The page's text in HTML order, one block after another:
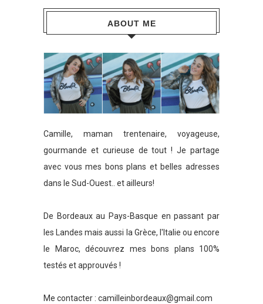
ABOUT ME
Camille, maman trentenaire, voyageuse,
gourmande et curieuse de tout ! Je partage
avec vous mes bons plans et belles adresses
dans le Sud-Ouest.. et ailleurs!
De Bordeaux au Pays-Basque en passant par
les Landes mais aussi la Grèce, l'Italie ou encore
le Maroc, découvrez mes bons plans 100%
testés et approuvés !
Me contacter : camilleinbordeaux@gmail.com